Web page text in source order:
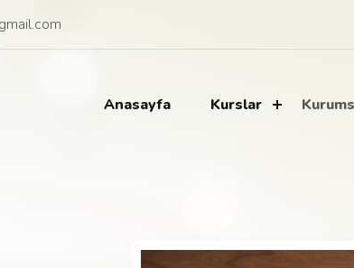
Anasayfa Kurslar